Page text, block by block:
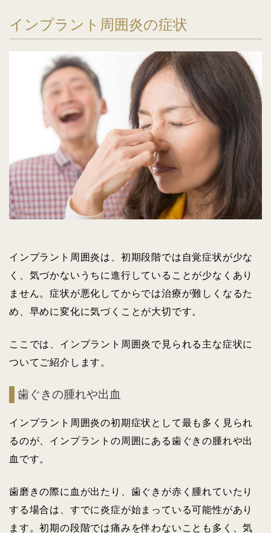
インプラント周囲炎の症状
インプラント周囲炎は、初期段階では自覚症状が少な
く、気づかないうちに進行していることが少なくあり
ません。症状が悪化してからでは治療が難しくなるた
め、早めに変化に気づくことが大切です。
ここでは、インプラント周囲炎で見られる主な症状に
ついてご紹介します。
歯ぐきの腫れや出血
インプラント周囲炎の初期症状として最も多く見られ
るのが、インプラントの周囲にある歯ぐきの腫れや出
血です。
歯磨きの際に血が出たり、歯ぐきが赤く腫れていたり
する場合は、すでに炎症が始まっている可能性があり
ます。初期の段階では痛みを伴わないことも多く、気